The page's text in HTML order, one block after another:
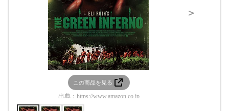
この商品を見る
出典： https://www.amazon.co.jp
＞